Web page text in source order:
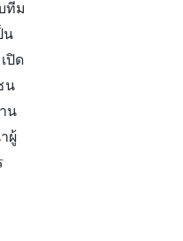
ทีม
น
ปิด
น
น
ผู้